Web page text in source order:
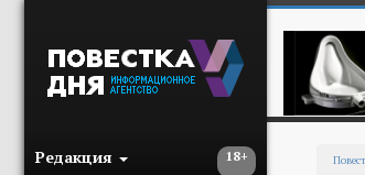
18+
Редакция